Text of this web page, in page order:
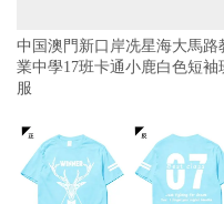
湖南省长沙市第一中学7班小清